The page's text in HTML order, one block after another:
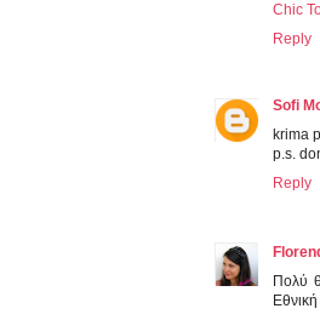
Chic
Reply
Sofi
krima
p.s.
Reply
Πολύ